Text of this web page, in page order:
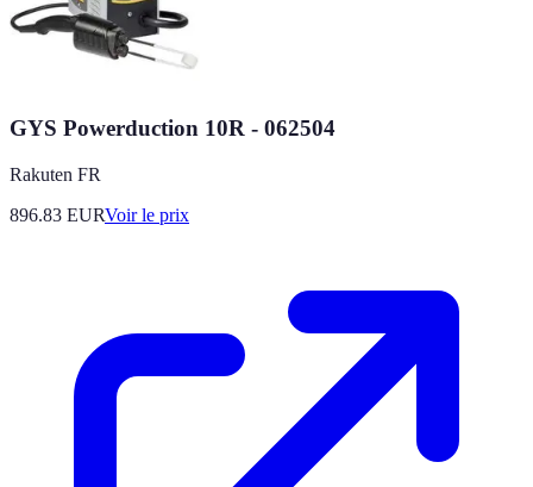
GYS Powerduction 10R - 062504
Rakuten FR
896.83 EURVoir le prix